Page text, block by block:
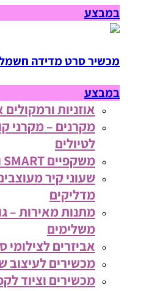
במבצע
מכשיר סרט מדידה חשמלי
במבצע
אוזניות ורמקולים
מקרנים – מקרני
לטיולים
משקפיים SMART ועוד
שעוני קיר
מדליקים
מתנות מאירות –
משלימים
אביזרים לצילומי
מכשירים לעיצוב
מכשירים וציוד